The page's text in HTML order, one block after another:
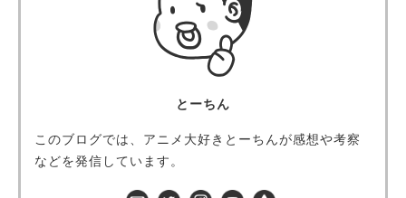
とーちん
このブログでは、アニメ大好きとーちんが感想や考察
などを発信しています。